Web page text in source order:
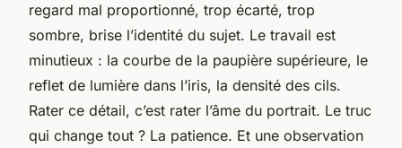
regard mal proportionné, trop écarté, trop
sombre, brise l’identité du sujet. Le travail est
minutieux : la courbe de la paupière supérieure, le
reflet de lumière dans l’iris, la densité des cils.
Rater ce détail, c’est rater l’âme du portrait. Le truc
qui change tout ? La patience. Et une observation